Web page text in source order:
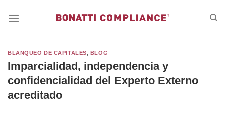
BLANQUEO DE CAPITALES, BLOG
Imparcialidad, independencia y
confidencialidad del Experto Externo
acreditado